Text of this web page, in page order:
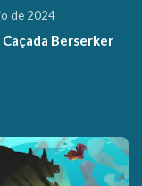
de 2024
Berserker